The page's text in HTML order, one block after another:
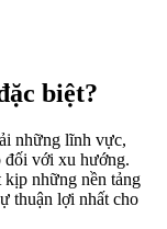
biệt?
những lĩnh vực,
đối với xu hướng.
những nền tảng
thuận lợi nhất cho